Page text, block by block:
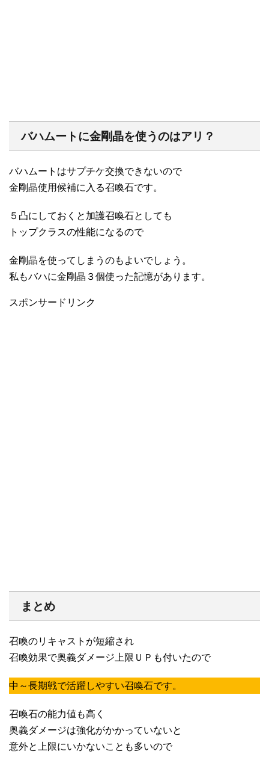
バハムートに金剛晶を使うのはアリ？
バハムートはサプチケ交換できないので
金剛晶使用候補に入る召喚石です。
５凸にしておくと加護召喚石としても
トップクラスの性能になるので
金剛晶を使ってしまうのもよいでしょう。
私もバハに金剛晶３個使った記憶があります。
スポンサードリンク
まとめ
召喚のリキャストが短縮され
召喚効果で奥義ダメージ上限ＵＰも付いたので
中～長期戦で活躍しやすい召喚石です。
召喚石の能力値も高く
奥義ダメージは強化がかかっていないと
意外と上限にいかないことも多いので